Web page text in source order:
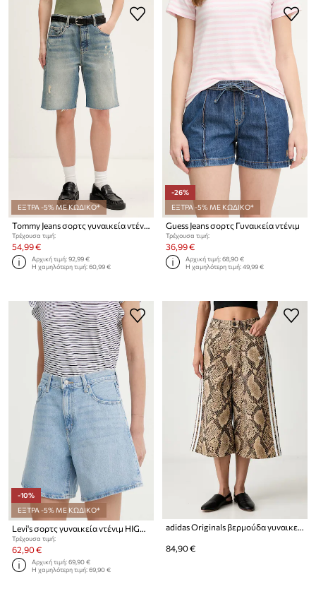
ΕΞΤΡΑ -5% ΜΕ ΚΩΔΙΚΟ*
Τρέχουσα τιμή:
54,99 €
Αρχική τιμή:92,99 €
Η χαμηλότερη τιμή:60,99 €
-26%
ΕΞΤΡΑ -5% ΜΕ ΚΩΔΙΚΟ*
Guess Jeans σορτς Γυναικεία ντένιμ
Τρέχουσα τιμή:
36,99 €
Αρχική τιμή:68,90 €
Η χαμηλότερη τιμή:49,99 €
-10%
ΕΞΤΡΑ -5% ΜΕ ΚΩΔΙΚΟ*
Τρέχουσα τιμή:
62,90 €
Αρχική τιμή:69,90 €
Η χαμηλότερη τιμή:69,90 €
adidas Originals βερμούδα γυναικεία ντένιμ
84,90 €